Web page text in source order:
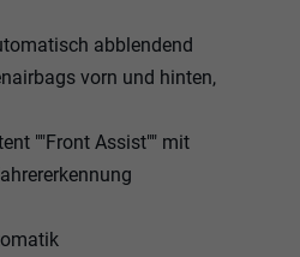
abblendend
vorn und hinten,
""Front Assist"" mit